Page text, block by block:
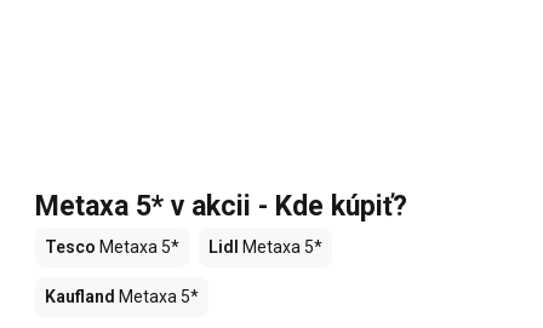
Metaxa 5* v akcii - Kde kúpiť?
Tesco Metaxa 5* Lidl Metaxa 5*
Kaufland Metaxa 5*